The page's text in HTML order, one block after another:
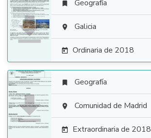

 Geografía
 Galicia
 Ordinaria de 2018

 Geografía
 Comunidad de Madrid
 Extraordinaria de 2018